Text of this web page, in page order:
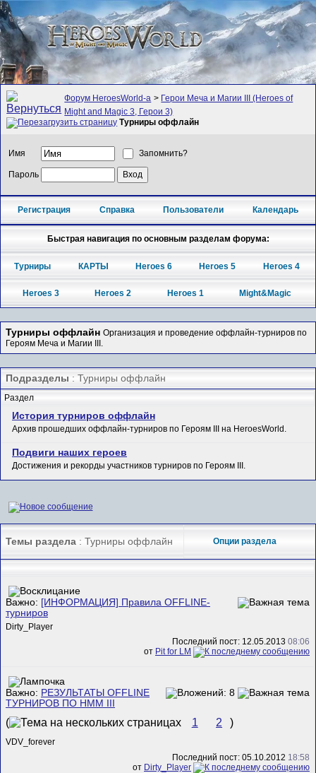
Форум HeroesWorld-а > Герои Меча и Магии III (Heroes of
Might and Magic 3, Герои 3)
Турниры оффлайн
Имя Запомнить?
Пароль
Регистрация Справка Пользователи Календарь
Быстрая навигация по основным разделам форума:
Турниры КАРТЫ Heroes 6 Heroes 5 Heroes 4
Heroes 3 Heroes 2 Heroes 1 Might&Magic
Турниры оффлайн Организация и проведение оффлайн-турниров по
Героям Меча и Магии III.
Подразделы : Турниры оффлайн
Раздел
История турниров оффлайн
Архив прошедших оффлайн-турниров по Героям III на HeroesWorld.
Подвиги наших героев
Достижения и рекорды участников турниров по Героям III.
Темы раздела : Турниры оффлайн Опции раздела
Важно: [ИНФОРМАЦИЯ] Правила OFFLINE-
турниров
Dirty_Player
Последний пост: 12.05.2013 08:06
от Pit for LM
Важно: РЕЗУЛЬТАТЫ OFFLINE
ТУРНИРОВ ПО HMM III
( 1 2 )
VDV_forever
Последний пост: 05.10.2012 18:58
от Dirty_Player